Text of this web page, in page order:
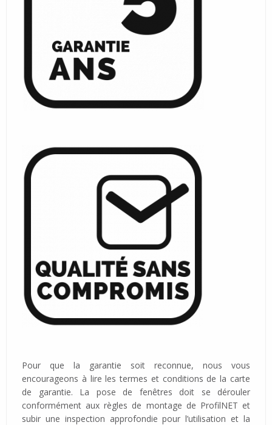
Pour que la garantie soit reconnue, nous vous
encourageons à lire les termes et conditions de la carte
de garantie. La pose de fenêtres doit se dérouler
conformément aux règles de montage de ProfilNET et
subir une inspection approfondie pour l’utilisation et la